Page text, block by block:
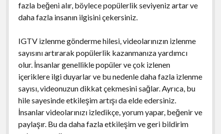
fazla beğeni alır, böylece popülerlik seviyeniz artar ve
daha fazla insanın ilgisini çekersiniz.
IGTV izlenme gönderme hilesi, videolarınızın izlenme
sayısını artırarak popülerlik kazanmanıza yardımcı
olur. İnsanlar genellikle popüler ve çok izlenen
içeriklere ilgi duyarlar ve bu nedenle daha fazla izlenme
sayısı, videonuzun dikkat çekmesini sağlar. Ayrıca, bu
hile sayesinde etkileşim artışı da elde edersiniz.
İnsanlar videolarınızı izledikçe, yorum yapar, beğenir ve
paylaşır. Bu da daha fazla etkileşim ve geri bildirim